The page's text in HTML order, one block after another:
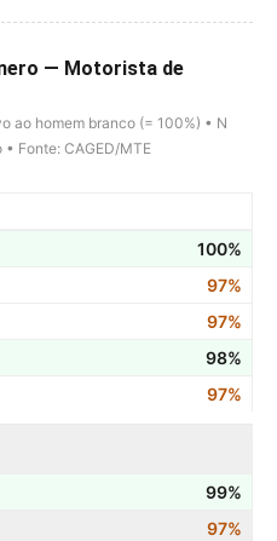
— Motorista de
ao homem branco (= 100%) • N
Fonte: CAGED/MTE
100%
97%
97%
98%
97%
99%
97%